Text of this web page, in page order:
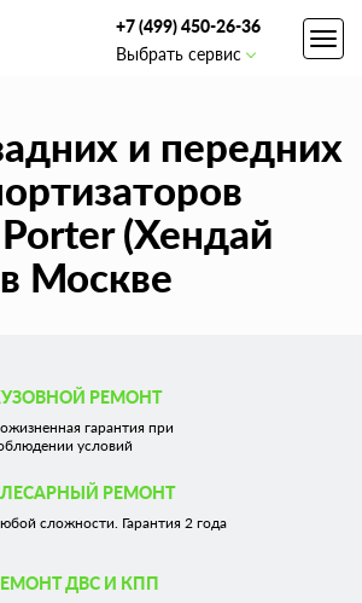
+7 (499) 450-26-36
Выбрать сервис
и передних
(Хендай
Москве
РЕМОНТ
гарантия при
условий
РЕМОНТ
сложности. Гарантия 2 года
ДВС И КПП